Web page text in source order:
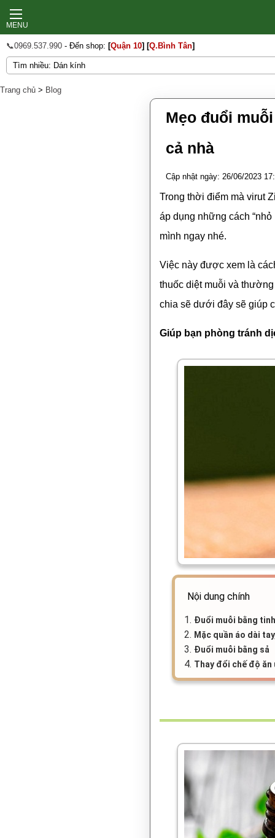
MENU
📞0969.537.990 - Đến shop: [Quận 10] [Q.Bình Tân]
Trang chủ > Blog
Mẹo đuổi
cả nhà
Cập nhật ngày: 26/06/2023
Trong thời điểm mà virut
áp dụng những cách
mình ngay nhé.
Việc này được xem là
thuốc diệt muỗi và
chia sẽ dưới đây sẽ giúp
Giúp bạn phòng tránh
Nội dung chính
1. Đuổi muỗi bằng
2. Mặc quần áo dài
3. Đuổi muỗi bằng sả
4. Thay đổi chế độ ăn